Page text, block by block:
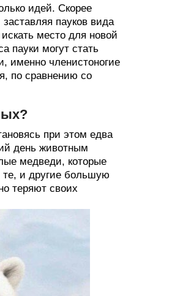
идей. Скорее
пауков вида
место для новой
пауки могут стать
именно членистоногие
по сравнению со
при этом едва
день животным
медведи, которые
те, и другие большую
теряют своих